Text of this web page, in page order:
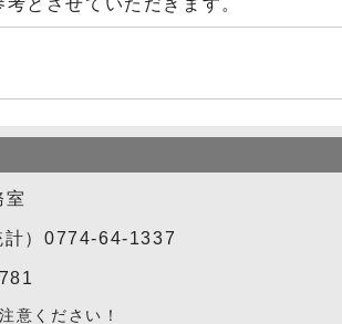
室
計）0774-64-1337
意ください！